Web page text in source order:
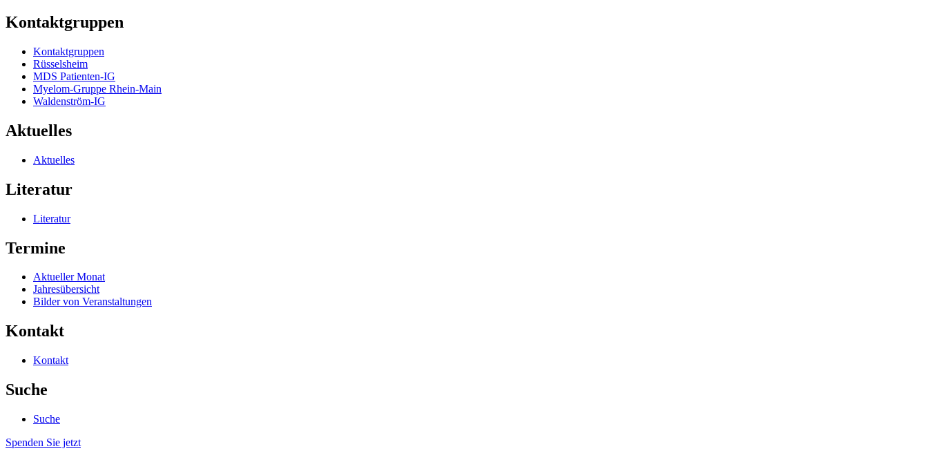
Kontaktgruppen
Kontaktgruppen
Rüsselsheim
MDS Patienten-IG
Myelom-Gruppe Rhein-Main
Waldenström-IG
Aktuelles
Aktuelles
Literatur
Literatur
Termine
Aktueller Monat
Jahresübersicht
Bilder von Veranstaltungen
Kontakt
Kontakt
Suche
Suche
Spenden Sie jetzt